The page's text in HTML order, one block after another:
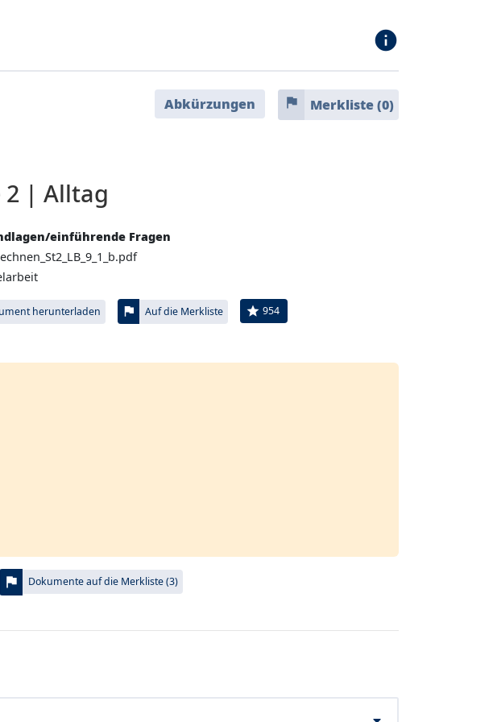
info
Abkürzungen flag Merkliste (0)
2 | Alltag
einführende Fragen
herunterladen flag Auf die Merkliste star 954
flag Dokumente auf die Merkliste (3)